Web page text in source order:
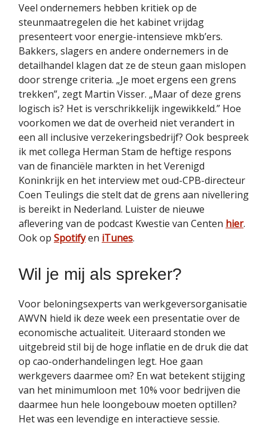
Veel ondernemers hebben kritiek op de
steunmaatregelen die het kabinet vrijdag
presenteert voor energie-intensieve mkb’ers.
Bakkers, slagers en andere ondernemers in de
detailhandel klagen dat ze de steun gaan mislopen
door strenge criteria. „Je moet ergens een grens
trekken”, zegt Martin Visser. „Maar of deze grens
logisch is? Het is verschrikkelijk ingewikkeld.” Hoe
voorkomen we dat de overheid niet verandert in
een all inclusive verzekeringsbedrijf? Ook bespreek
ik met collega Herman Stam de heftige respons
van de financiële markten in het Verenigd
Koninkrijk en het interview met oud-CPB-directeur
Coen Teulings die stelt dat de grens aan nivellering
is bereikt in Nederland. Luister de nieuwe
aflevering van de podcast Kwestie van Centen hier.
Ook op Spotifyen iTunes.
Wil je mij als spreker?
Voor beloningsexperts van werkgeversorganisatie
AWVN hield ik deze week een presentatie over de
economische actualiteit. Uiteraard stonden we
uitgebreid stil bij de hoge inflatie en de druk die dat
op cao-onderhandelingen legt. Hoe gaan
werkgevers daarmee om? En wat betekent stijging
van het minimumloon met 10% voor bedrijven die
daarmee hun hele loongebouw moeten optillen?
Het was een levendige en interactieve sessie.